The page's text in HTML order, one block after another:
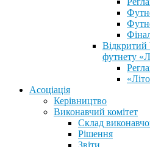
Відкритий
футнету
Асоціація
Керівництво
Виконавчий комітет
Склад
Рішення
Звіти